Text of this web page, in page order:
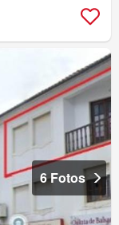
6 Fotos